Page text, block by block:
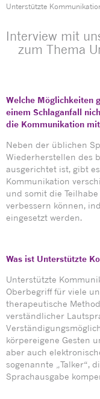
Unterstützte
Interview mit
zum Thema
Welche Möglichkeiten
einem Schlaganfall
die Kommunikation
Neben der üblichen
Wiederherstellen des
ausgerichtet ist, gibt
Kommunikation
und somit die
verbessern können,
eingesetzt werden.
Was ist Unterstützte
Unterstützte
Oberbegriff für viele
therapeutische
verständlicher
körpereigene Gesten
aber auch
sogenannte „Talker“,
Sprachausgabe